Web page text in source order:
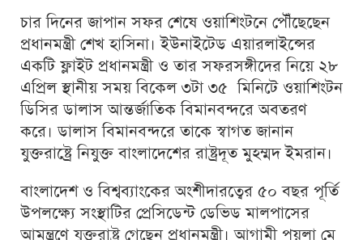
চার দিনের জাপান সফর শেষে ওয়াশিংটনে পৌঁছেছেন
প্রধানমন্ত্রী শেখ হাসিনা। ইউনাইটেড এয়ারলাইন্সের
একটি ফ্লাইট প্রধানমন্ত্রী ও তার সফরসঙ্গীদের নিয়ে ২৮
এপ্রিল স্থানীয় সময় বিকেল ৩টা ৩৫ মিনিটে ওয়াশিংটন
ডিসির ডালাস আন্তর্জাতিক বিমানবন্দরে অবতরণ
করে। ডালাস বিমানবন্দরে তাকে স্বাগত জানান
যুক্তরাষ্ট্রে নিযুক্ত বাংলাদেশের রাষ্ট্রদূত মুহম্মদ ইমরান।
বাংলাদেশ ও বিশ্বব্যাংকের অংশীদারত্বের ৫০ বছর পূর্তি
উপলক্ষ্যে সংস্থাটির প্রেসিডেন্ট ডেভিড মালপাসের
আমন্ত্রণে যুক্তরাষ্ট্র গেছেন প্রধানমন্ত্রী। আগামী পয়লা মে